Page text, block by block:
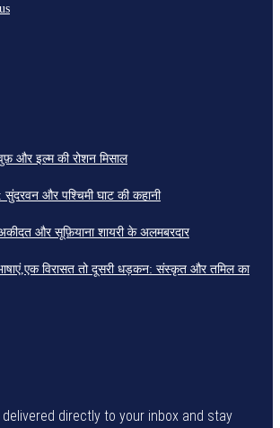
और इल्म की रोशन मिसाल
और पश्चिमी घाट की कहानी
और सूफ़ियाना शायरी के अलमबरदार
विरासत तो दूसरी धड़कन: संस्कृत और तमिल का
directly to your inbox and stay